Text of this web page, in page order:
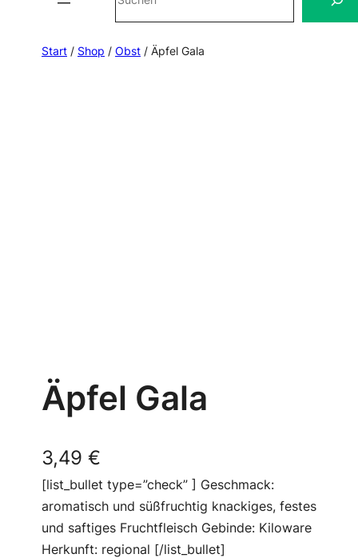
Start / Shop / Obst / Äpfel Gala
Äpfel Gala
3,49 €
[list_bullet type=”check” ] Geschmack:
aromatisch und süßfruchtig knackiges, festes
und saftiges Fruchtfleisch Gebinde: Kiloware
Herkunft: regional [/list_bullet]